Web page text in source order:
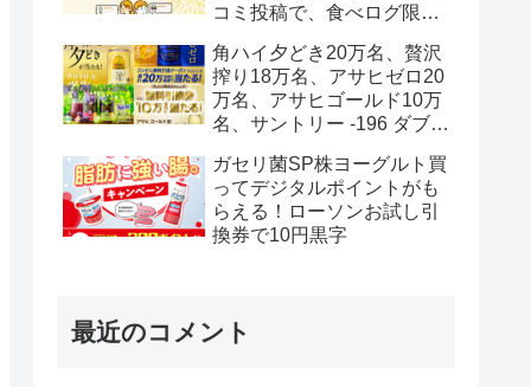
コミ投稿で、食べログ限定
トがもらえる
角ハイ夕どき20万名、贅沢
搾り18万名、アサヒゼロ20
万名、アサヒゴールド10万
名、サントリー -196 ダブル
ガセリ菌SP株ヨーグルト買
ってデジタルポイントがも
らえる！ローソンお試し引
換券で10円黒字
最近のコメント